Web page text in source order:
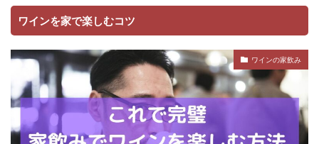
ワインを家で楽しむコツ
ワインの家飲み